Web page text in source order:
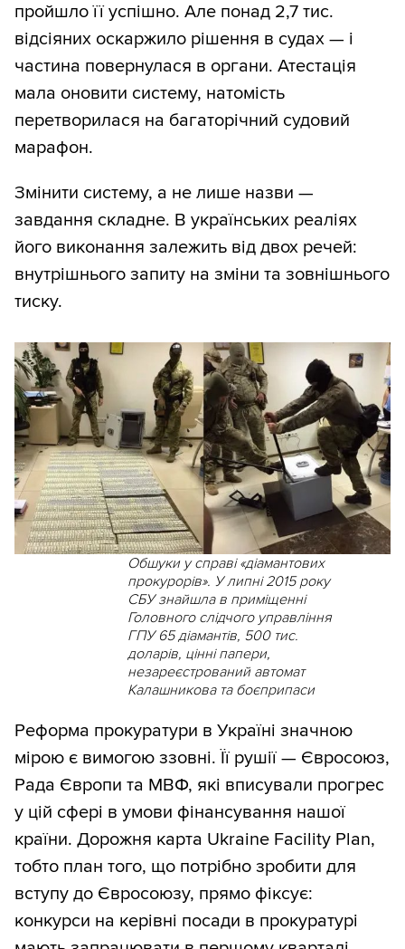
пройшло її успішно. Але понад 2,7 тис.
відсіяних оскаржило рішення в судах — і
частина повернулася в органи. Атестація
мала оновити систему, натомість
перетворилася на багаторічний судовий
марафон.
Змінити систему, а не лише назви —
завдання складне. В українських реаліях
його виконання залежить від двох речей:
внутрішнього запиту на зміни та зовнішнього
тиску.
Обшуки у справі «діамантових
прокурорів». У липні 2015 року
СБУ знайшла в приміщенні
Головного слідчого управління
ГПУ 65 діамантів, 500 тис.
доларів, цінні папери,
незареєстрований автомат
Калашникова та боєприпаси
Реформа прокуратури в Україні значною
мірою є вимогою ззовні. Її рушії — Євросоюз,
Рада Європи та МВФ, які вписували прогрес
у цій сфері в умови фінансування нашої
країни. Дорожня карта Ukraine Facility Plan,
тобто план того, що потрібно зробити для
вступу до Євросоюзу, прямо фіксує:
конкурси на керівні посади в прокуратурі